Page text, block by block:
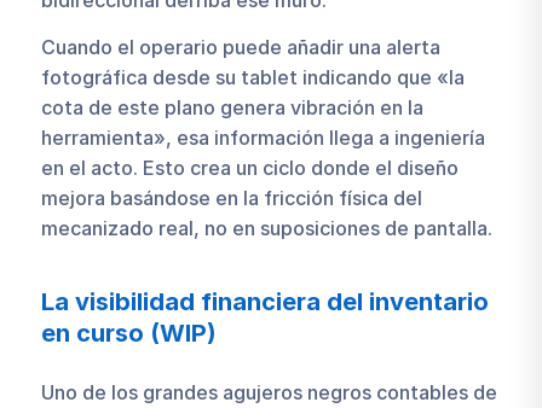
Cuando el operario puede añadir una alerta
fotográfica desde su tablet indicando que «la
cota de este plano genera vibración en la
herramienta», esa información llega a ingeniería
en el acto. Esto crea un ciclo donde el diseño
mejora basándose en la fricción física del
mecanizado real, no en suposiciones de pantalla.
La visibilidad financiera del inventario
en curso (WIP)
Uno de los grandes agujeros negros contables de